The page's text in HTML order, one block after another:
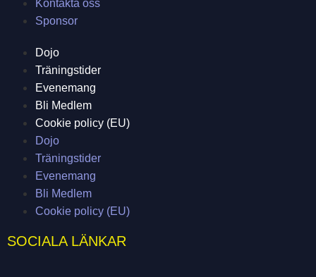
Kontakta oss
Sponsor
Dojo
Träningstider
Evenemang
Bli Medlem
Cookie policy (EU)
Dojo
Träningstider
Evenemang
Bli Medlem
Cookie policy (EU)
SOCIALA LÄNKAR